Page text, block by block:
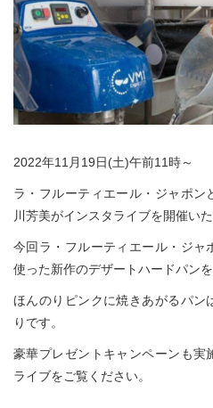
2022年11月19日(土)午前11時～
ラ・フルーティエール・ジャポン
川芳美がインスタライブを開催いた
今回ラ・フルーティエール・ジャ
使った新作のデザートハードパン
ほんのりピンクに焼きあがるパン
りです。
豪華プレゼントキャンペーンも実
ライブをご覧ください。